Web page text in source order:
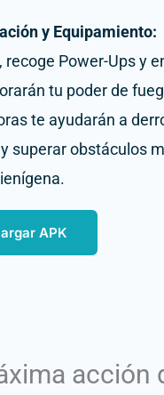
y Equipamiento:
recoge Power-Ups y
tu poder de
te ayudarán a
superar obstáculos
APK
acción